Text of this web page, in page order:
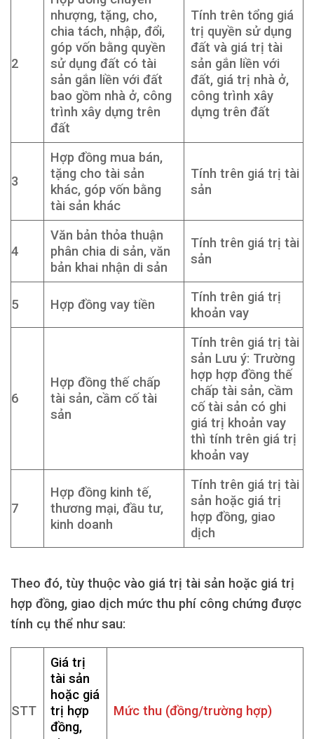
2
nhượng, tặng, cho,
chia tách, nhập, đổi,
góp vốn bằng quyền
sử dụng đất có tài
sản gắn liền với đất
bao gồm nhà ở, công
trình xây dựng trên
đất
Tính trên tổng giá
trị quyền sử dụng
đất và giá trị tài
sản gắn liền với
đất, giá trị nhà ở,
công trình xây
dựng trên đất
3
Hợp đồng mua bán,
tặng cho tài sản
khác, góp vốn bằng
tài sản khác
Tính trên giá trị tài
sản
4
Văn bản thỏa thuận
phân chia di sản, văn
bản khai nhận di sản
Tính trên giá trị tài
sản
5 Hợp đồng vay tiền
Tính trên giá trị
khoản vay
6
Hợp đồng thế chấp
tài sản, cầm cố tài
sản
Tính trên giá trị tài
sản Lưu ý: Trường
hợp hợp đồng thế
chấp tài sản, cầm
cố tài sản có ghi
giá trị khoản vay
thì tính trên giá trị
khoản vay
7
Hợp đồng kinh tế,
thương mại, đầu tư,
kinh doanh
Tính trên giá trị tài
sản hoặc giá trị
hợp đồng, giao
dịch
Theo đó, tùy thuộc vào giá trị tài sản hoặc giá trị
hợp đồng, giao dịch mức thu phí công chứng được
tính cụ thể như sau:
STT
Giá trị
tài sản
hoặc giá
trị hợp
đồng,
Mức thu (đồng/trường hợp)